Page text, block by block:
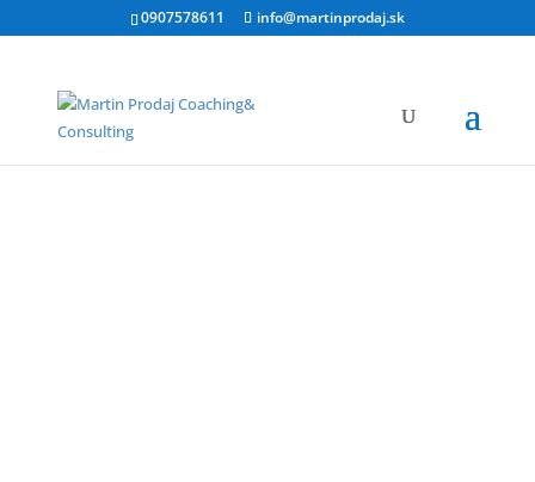
0907578611 info@martinprodaj.sk